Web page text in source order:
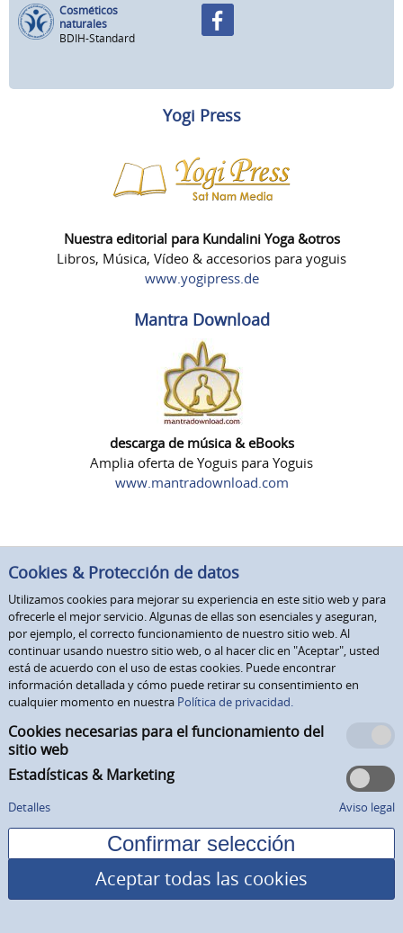
Cosméticos
naturales
BDIH-Standard
Yogi Press
Nuestra editorial para Kundalini Yoga &otros
Libros, Música, Vídeo & accesorios para yoguis
www.yogipress.de
Mantra Download
descarga de música & eBooks
Amplia oferta de Yoguis para Yoguis
www.mantradownload.com
Cookies & Protección de datos
Utilizamos cookies para mejorar su experiencia en este sitio web y para
ofrecerle el mejor servicio. Algunas de ellas son esenciales y aseguran,
por ejemplo, el correcto funcionamiento de nuestro sitio web. Al
continuar usando nuestro sitio web, o al hacer clic en "Aceptar", usted
está de acuerdo con el uso de estas cookies. Puede encontrar
información detallada y cómo puede retirar su consentimiento en
cualquier momento en nuestra Política de privacidad.
Cookies necesarias para el funcionamiento del
sitio web
Estadísticas & Marketing
Detalles Aviso legal
Aceptar todas las cookies